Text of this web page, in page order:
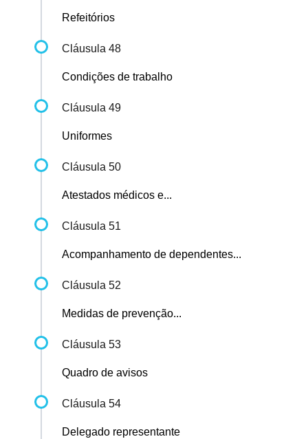
Refeitórios
Cláusula 48
Condições de trabalho
Cláusula 49
Uniformes
Cláusula 50
Atestados médicos e...
Cláusula 51
Acompanhamento de dependentes...
Cláusula 52
Medidas de prevenção...
Cláusula 53
Quadro de avisos
Cláusula 54
Delegado representante